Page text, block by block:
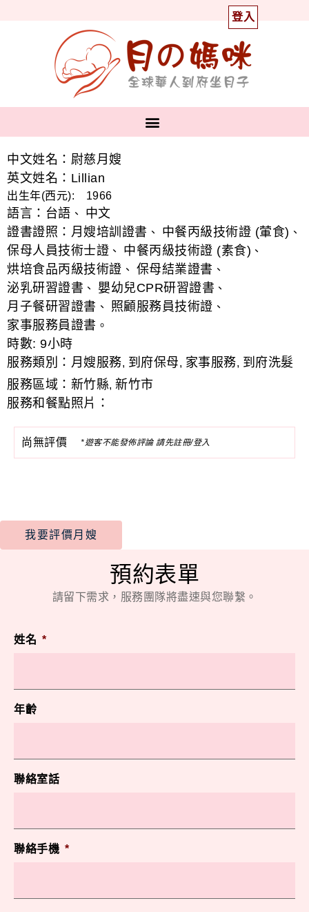
登入
中文姓名：尉慈月嫂
英文姓名：Lillian
出生年(西元): 1966
語言： 台語 、
中文
證書證照： 月嫂培訓證書 、 中餐丙級技術證 (葷食) 、
保母人員技術士證 、 中餐丙級技術證 (素食) 、
烘培食品丙級技術證 、 保母結業證書 、
泌乳研習證書 、 嬰幼兒CPR研習證書 、
月子餐研習證書 、 照顧服務員技術證 、
家事服務員證書 。
時數: 9小時
服務類別： 月嫂服務, 到府保母, 家事服務, 到府洗髮
服務區域： 新竹縣, 新竹市
服務和餐點照片：
尚無評價 *遊客不能發佈評論 請先註冊/登入
我要評價月嫂
預約表單
請留下需求，服務團隊將盡速與您聯繫。
姓名 *
年齡
聯絡室話
聯絡手機 *